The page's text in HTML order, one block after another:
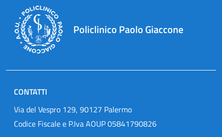
Policlinico Paolo Giaccone
CONTATTI
Via del Vespro 129, 90127 Palermo
Codice Fiscale e P.Iva AOUP 05841790826